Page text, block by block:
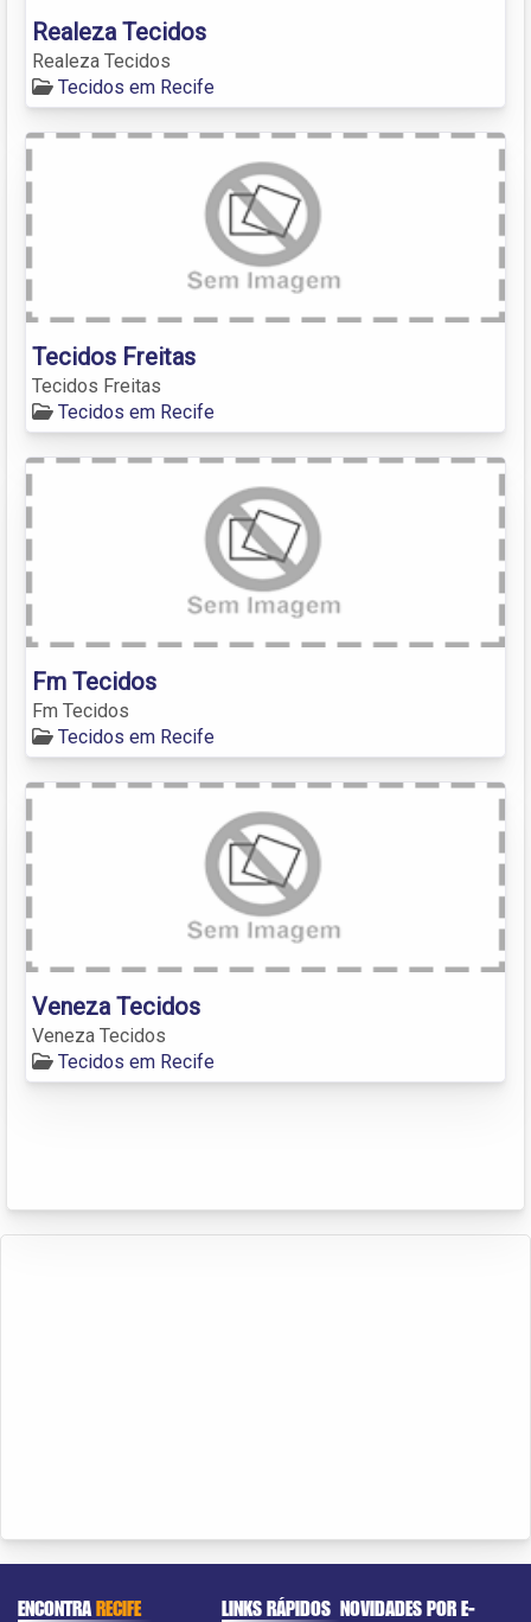
Realeza Tecidos
Realeza Tecidos
Tecidos em Recife
Tecidos Freitas
Tecidos Freitas
Tecidos em Recife
Fm Tecidos
Fm Tecidos
Tecidos em Recife
Veneza Tecidos
Veneza Tecidos
Tecidos em Recife
ENCONTRARECIFE LINKS RÁPIDOS NOVIDADES POR E-